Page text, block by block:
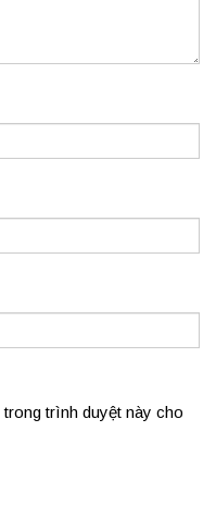
trình duyệt này cho